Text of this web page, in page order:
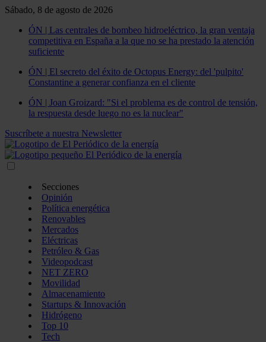
Sábado, 8 de agosto de 2026
ÓN | Las centrales de bombeo hidroeléctrico, la gran ventaja
competitiva en España a la que no se ha prestado la atención
suficiente
ÓN | El secreto del éxito de Octopus Energy: del 'pulpito'
Constantine a generar confianza en el cliente
ÓN | Joan Groizard: "Si el problema es de control de tensión,
la respuesta desde luego no es la nuclear"
Suscríbete a nuestra Newsletter
Secciones
Opinión
Política energética
Renovables
Mercados
Eléctricas
Petróleo & Gas
Videopodcast
NET ZERO
Movilidad
Almacenamiento
Startups & Innovación
Hidrógeno
Top 10
Tech